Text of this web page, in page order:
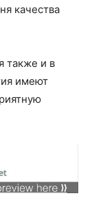
качества
также и в
имеют